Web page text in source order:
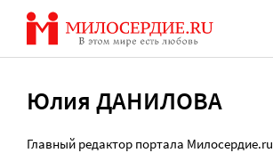
Перейти
содержанию
Юлия ДАНИЛОВА
Главный редактор портала Милосердие.ru